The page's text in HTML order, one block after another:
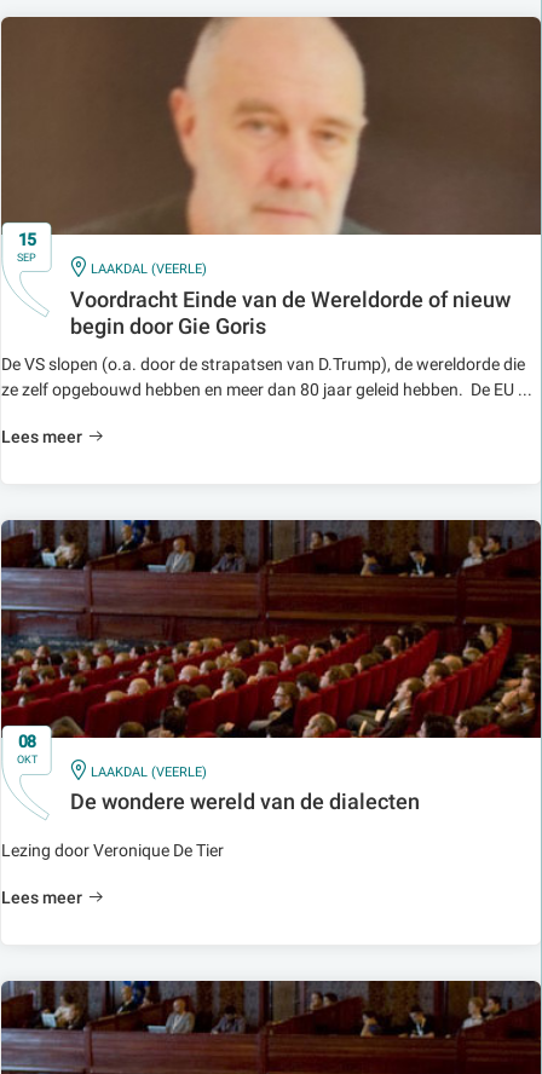
15
SEP
IN
LAAKDAL (VEERLE)
Voordracht Einde van de Wereldorde of nieuw
begin door Gie Goris
De VS slopen (o.a. door de strapatsen van D.Trump), de wereldorde die
ze zelf opgebouwd hebben en meer dan 80 jaar geleid hebben. De EU ...
Lees meer
08
OKT
IN
LAAKDAL (VEERLE)
De wondere wereld van de dialecten
Lezing door Veronique De Tier
Lees meer